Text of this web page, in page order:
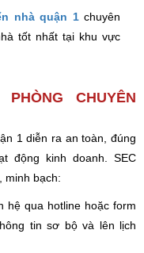
nhà quận 1chuyên
tốt nhất tại khu vực
CHUYÊN
1 diễn ra an toàn, đúng
động kinh doanh. SEC
minh bạch:
hệ qua hotline hoặc form
tin sơ bộ và lên lịch